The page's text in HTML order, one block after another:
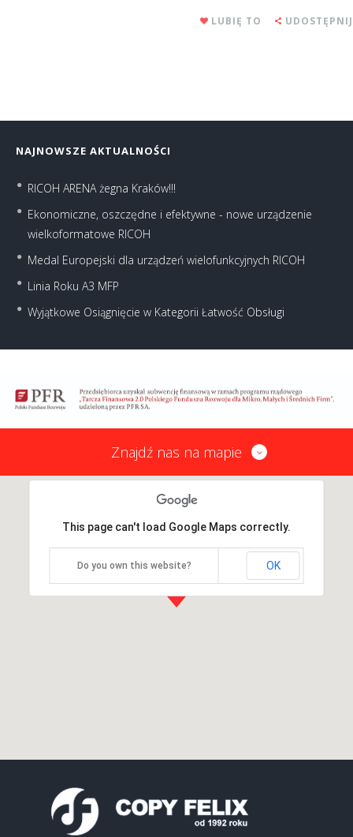
LUBIĘ TO UDOSTĘPNIJ
NAJNOWSZE AKTUALNOŚCI
RICOH ARENA żegna Kraków!!!
Ekonomiczne, oszczędne i efektywne - nowe urządzenie
wielkoformatowe RICOH
Medal Europejski dla urządzeń wielofunkcyjnych RICOH
Linia Roku A3 MFP
Wyjątkowe Osiągnięcie w Kategorii Łatwość Obsługi
Znajdź nas na mapie
This page can't load Google Maps correctly.
Do you own this website? OK